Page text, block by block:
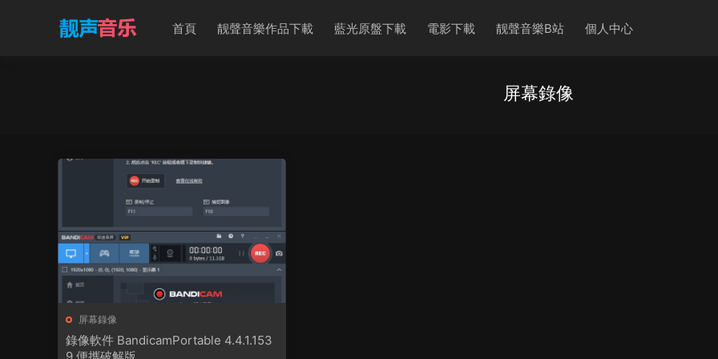
首頁 靓聲音樂作品下載 藍光原盤下載 電影下載 靓聲音樂B站 個人中心
屏幕錄像
屏幕錄像
錄像軟件 BandicamPortable 4.4.1.153